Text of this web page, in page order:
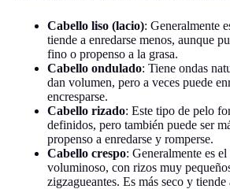
Cabello liso (lacio): Generalmente
tiende a enredarse menos, aunque
fino o propenso a la grasa.
Cabello ondulado: Tiene ondas
dan volumen, pero a veces puede
encresparse.
Cabello rizado: Este tipo de pelo
definidos, pero también puede ser
propenso a enredarse y romperse.
Cabello crespo: Generalmente es el
voluminoso, con rizos muy
zigzagueantes. Es más seco y